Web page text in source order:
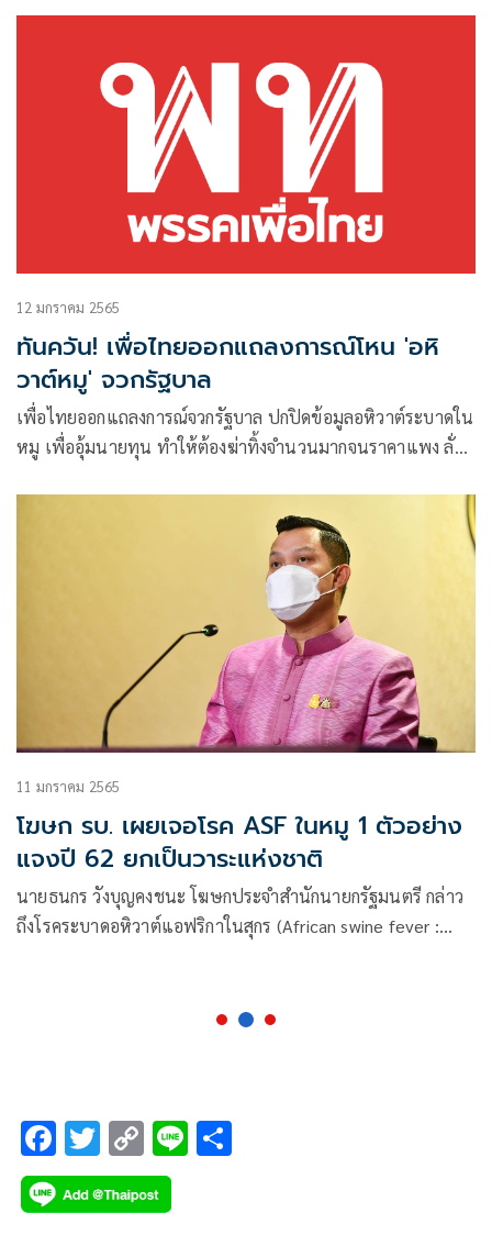
12 มกราคม 2565
ทันควัน! เพื่อไทยออกแถลงการณ์โหน 'อหิ
วาต์หมู' จวกรัฐบาล
เพื่อไทยออกแถลงการณ์จวกรัฐบาล ปกปิดข้อมูลอหิวาต์ระบาดใน
หมู เพื่ออุ้มนายทุน ทำให้ต้องฆ่าทิ้งจำนวนมากจนราคาแพง ลั่น
11 มกราคม 2565
โฆษก รบ. เผยเจอโรค ASF ในหมู 1 ตัวอย่าง
แจงปี 62 ยกเป็นวาระแห่งชาติ
นายธนกร วังบุญคงชนะ โฆษกประจำสำนักนายกรัฐมนตรี กล่าว
ถึงโรคระบาดอหิวาต์แอฟริกาในสุกร (African swine fever :
F
ac
e
T
wi
tt
C
o
p
Li